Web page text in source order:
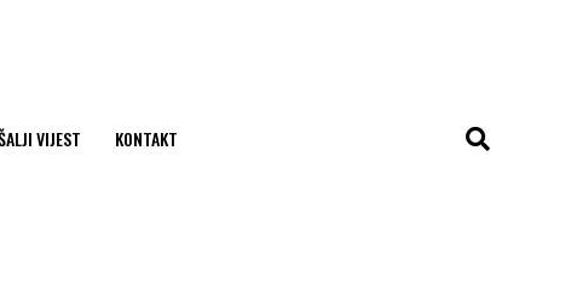
VIJEST KONTAKT